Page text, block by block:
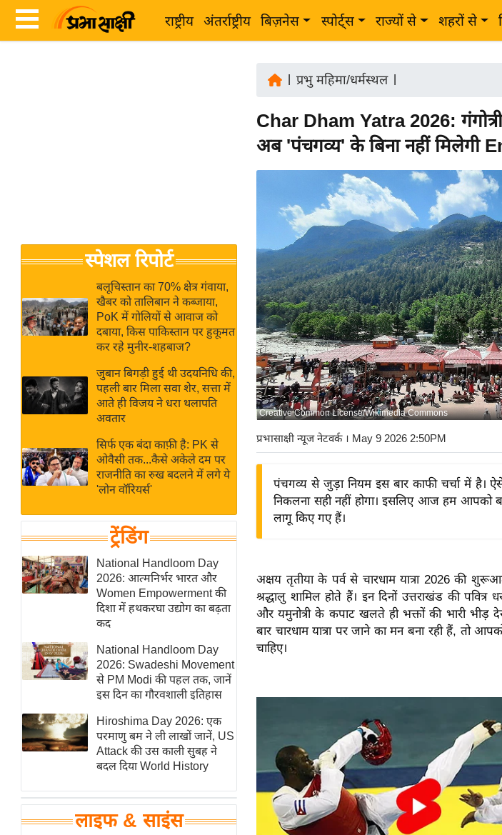
राष्ट्रीय अंतर्राष्ट्रीय बिज़नेस स्पोर्ट्स राज्यों से शहरों से
Breaking
News in
Hindi
Hindi
Videos
जगत
राय
बजट
IPL
2026
ई-पेपर
मिसाल बेमिसाल
शख्सियत
यंग इंडिया
साहित्य जगत
ऑटो वर्ल्ड
न्यूज ब्रीफ
मनोरंजन जगत
बॉलीवुड
हॉलीवुड
फिल्म समीक्षा
Breaking
News
लाइफस्टाइल
टेक्नॉलॉजी
घरेलू नुस्खे
पर्यटन स्थल
स्पेशल रिपोर्ट
बलूचिस्तान का 70% क्षेत्र गंवाया,
खैबर को तालिबान ने कब्जाया,
PoK में गोलियों से आवाज को
दबाया, किस पाकिस्तान पर हुकूमत
कर रहे मुनीर-शहबाज?
जुबान बिगड़ी हुई थी उदयनिधि की,
पहली बार मिला सवा शेर, सत्ता में
आते ही विजय ने धरा थलापति
अवतार
सिर्फ एक बंदा काफ़ी है: PK से
ओवैसी तक...कैसे अकेले दम पर
राजनीति का रुख बदलने में लगे ये
'लोन वॉरियर्स'
ट्रेंडिंग
National Handloom Day
2026: आत्मनिर्भर भारत और
Women Empowerment की
दिशा में हथकरघा उद्योग का बढ़ता
कद
National Handloom Day
2026: Swadeshi Movement
से PM Modi की पहल तक, जानें
इस दिन का गौरवशाली इतिहास
Hiroshima Day 2026: एक
परमाणु बम ने ली लाखों जानें, US
Attack की उस काली सुबह ने
बदल दिया World History
लाइफ & साइंस
प्रभु महिमा/धर्मस्थल|
Char Dham Yatra 2026:
अब 'पंचगव्य' के बिना नहीं मिलेगी
Creative Common License/Wikimedia Commons
प्रभासाक्षी न्यूज नेटवर्क। May 9 2026 2:50PM
पंचगव्य से जुड़ा नियम इस बार काफी चर्चा में है। ऐसे
निकलना सही नहीं होगा। इसलिए आज हम आपको
लागू किए गए हैं।
अक्षय तृतीया के पर्व से चारधाम यात्रा 2026 की
श्रद्धालु शामिल होते हैं। इन दिनों उत्तराखंड की
और यमुनोत्री के कपाट खलते ही भक्तों की भारी
बार चारधाम यात्रा पर जाने का मन बना रही हैं, तो
चाहिए।